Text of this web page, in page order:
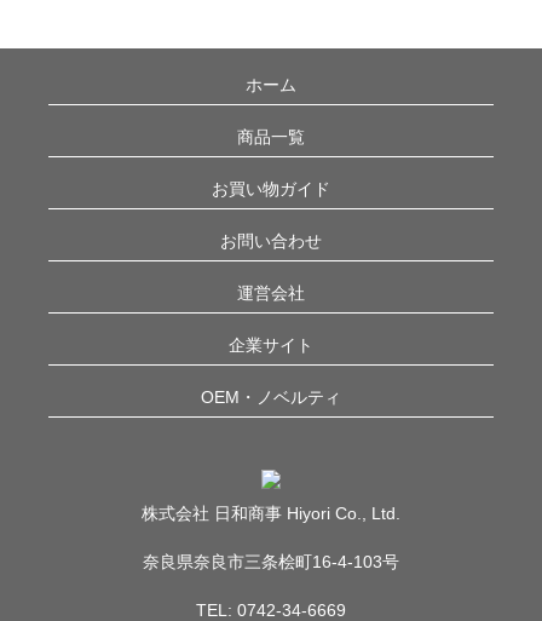
ホーム
商品一覧
お買い物ガイド
お問い合わせ
運営会社
企業サイト
OEM・ノベルティ
株式会社 日和商事 Hiyori Co., Ltd.
奈良県奈良市三条桧町16-4-103号
TEL: 0742-34-6669